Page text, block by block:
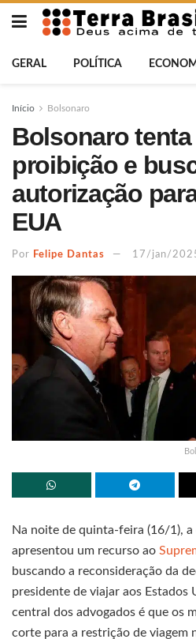
GERAL POLÍTICA
Início Bolsonaro
Bolsonaro
proibição e
autorização
EUA
Por Felipe Dantas 17/jan/
Na noite de quinta-feira (16/1),
apresentou um recurso ao
buscando a reconsideração da
presidente de viajar aos Estados
central dos advogados é que os
corte para a restrição de viagem